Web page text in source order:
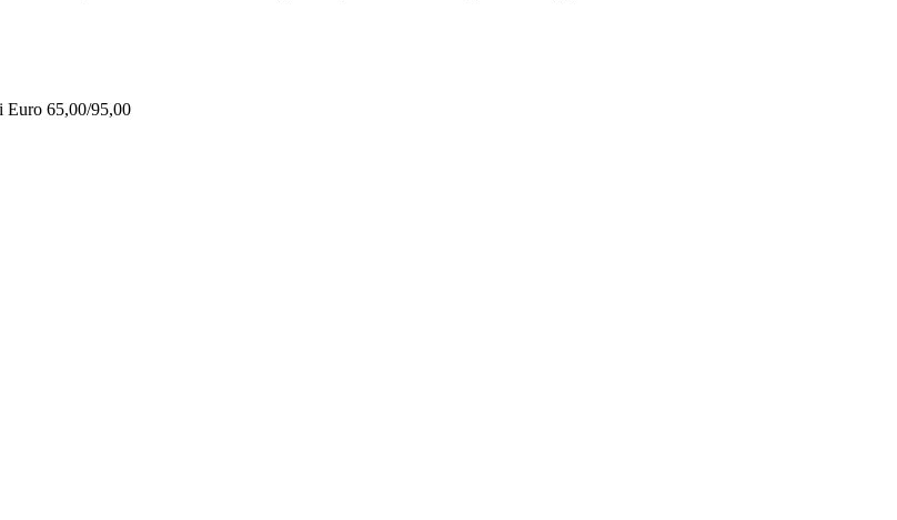
Euro 65,00/95,00